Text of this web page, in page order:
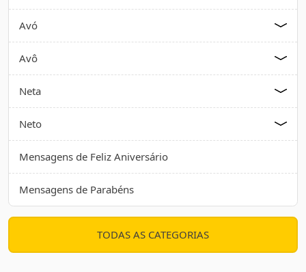
Avó
Avô
Neta
Neto
Mensagens de Feliz Aniversário
Mensagens de Parabéns
TODAS AS CATEGORIAS